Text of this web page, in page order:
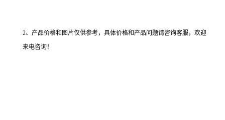
2、产品价格和图片仅供参考，具体价格和产品问题请咨询客服，欢迎
来电咨询！